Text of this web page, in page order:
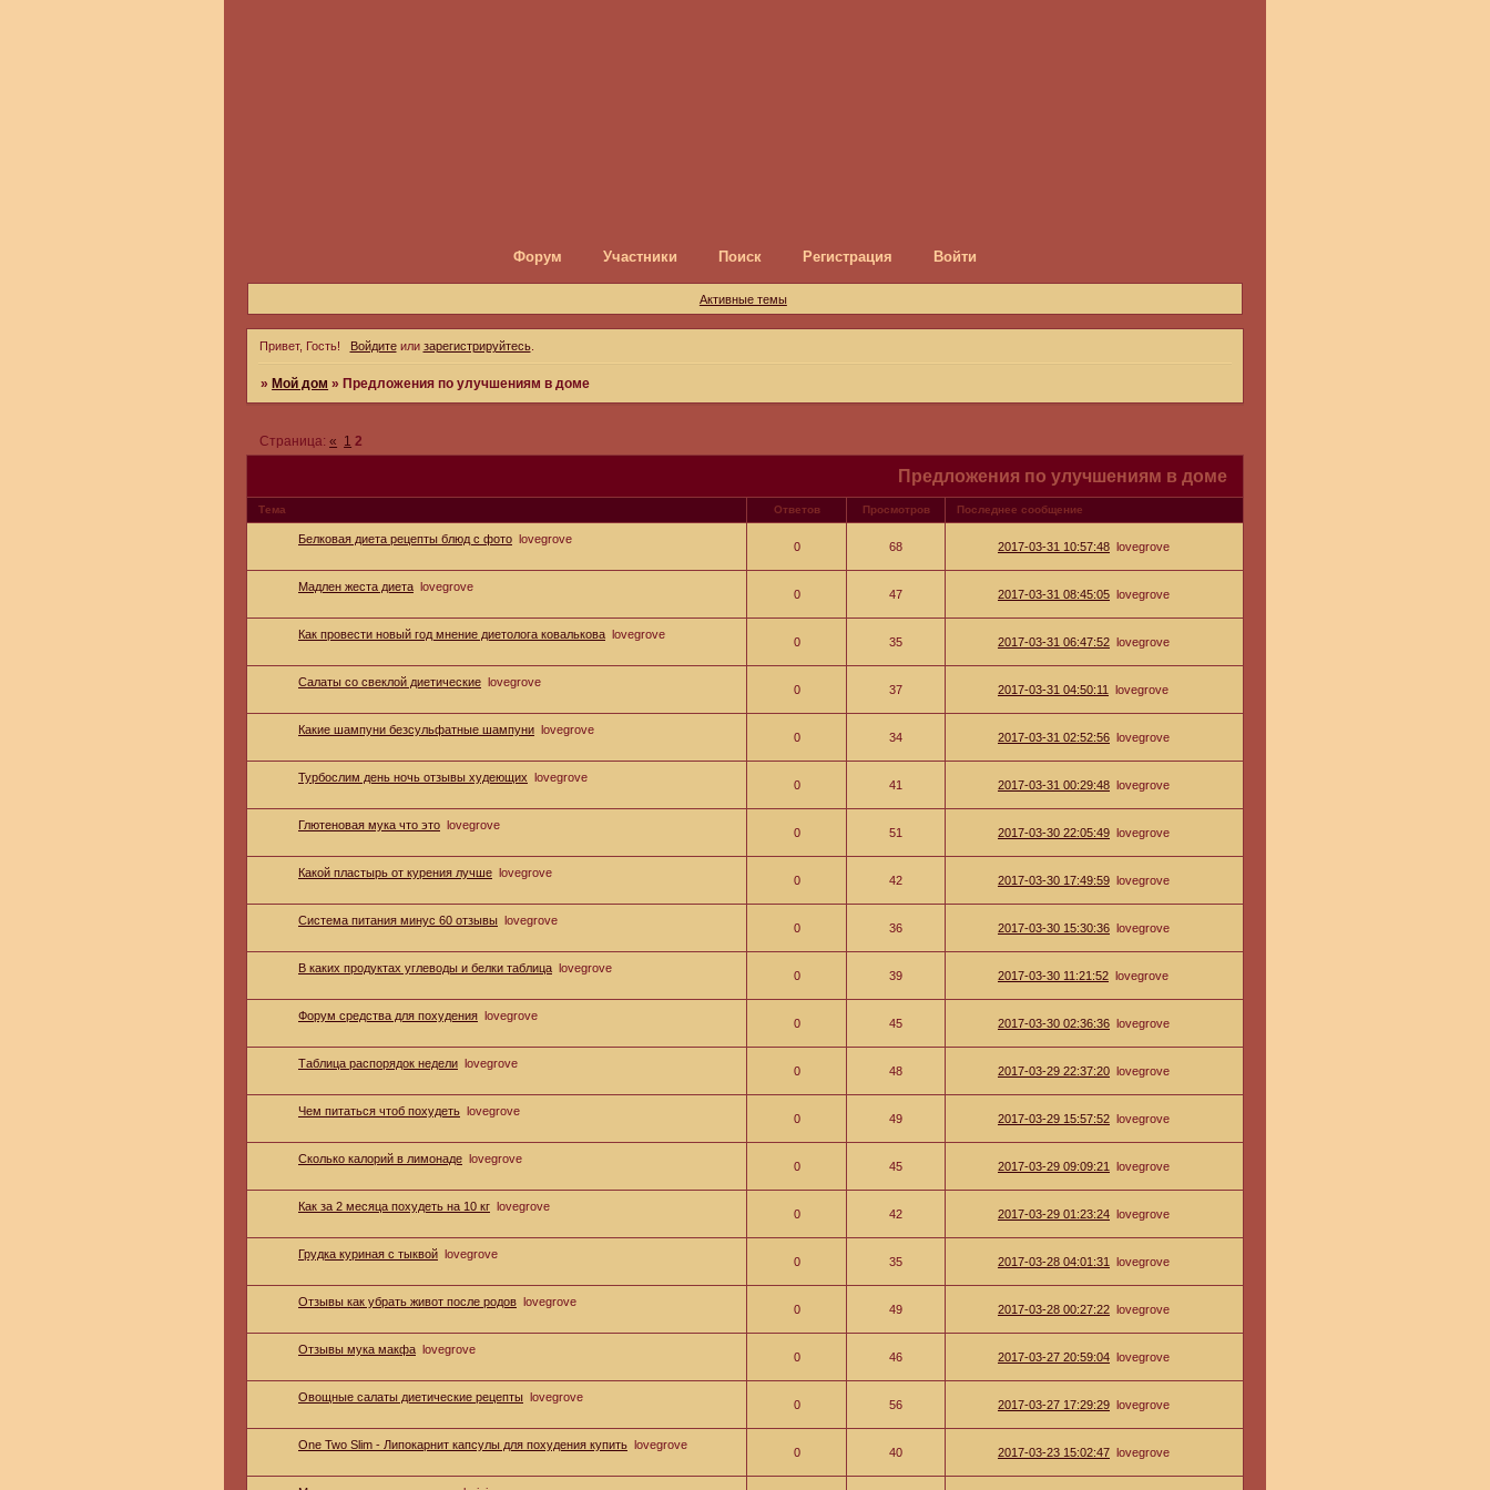
Форум Участники Поиск Регистрация Войти
Активные темы
Привет, Гость! Войдитеили зарегистрируйтесь.
» Мой дом » Предложения по улучшениям в доме
Предложения по улучшениям в доме
Страница:« 1 2
Тема Ответов Просмотров Последнее сообщение
Белковая диета рецепты блюд с фото lovegrove
0 68 2017-03-31 10:57:48 lovegrove
Мадлен жеста диета lovegrove
0 47 2017-03-31 08:45:05 lovegrove
Как провести новый год мнение диетолога ковалькова lovegrove
0 35 2017-03-31 06:47:52 lovegrove
Салаты со свеклой диетические lovegrove
0 37 2017-03-31 04:50:11 lovegrove
Какие шампуни безсульфатные шампуни lovegrove
0 34 2017-03-31 02:52:56 lovegrove
Турбослим день ночь отзывы худеющих lovegrove
0 41 2017-03-31 00:29:48 lovegrove
Глютеновая мука что это lovegrove
0 51 2017-03-30 22:05:49 lovegrove
Какой пластырь от курения лучше lovegrove
0 42 2017-03-30 17:49:59 lovegrove
Система питания минус 60 отзывы lovegrove
0 36 2017-03-30 15:30:36 lovegrove
В каких продуктах углеводы и белки таблица lovegrove
0 39 2017-03-30 11:21:52 lovegrove
Форум средства для похудения lovegrove
0 45 2017-03-30 02:36:36 lovegrove
Таблица распорядок недели lovegrove
0 48 2017-03-29 22:37:20 lovegrove
Чем питаться чтоб похудеть lovegrove
0 49 2017-03-29 15:57:52 lovegrove
Сколько калорий в лимонаде lovegrove
0 45 2017-03-29 09:09:21 lovegrove
Как за 2 месяца похудеть на 10 кг lovegrove
0 42 2017-03-29 01:23:24 lovegrove
Грудка куриная с тыквой lovegrove
0 35 2017-03-28 04:01:31 lovegrove
Отзывы как убрать живот после родов lovegrove
0 49 2017-03-28 00:27:22 lovegrove
Отзывы мука макфа lovegrove
0 46 2017-03-27 20:59:04 lovegrove
Овощные салаты диетические рецепты lovegrove
0 56 2017-03-27 17:29:29 lovegrove
One Two Slim - Липокарнит капсулы для похудения купить lovegrove
0 40 2017-03-23 15:02:47 lovegrove